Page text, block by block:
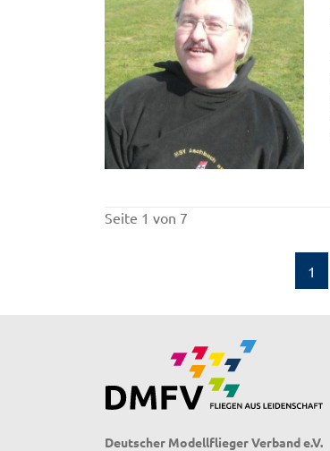
Seite 1 von 7
1
Deutscher Modellflieger Verband e.V.